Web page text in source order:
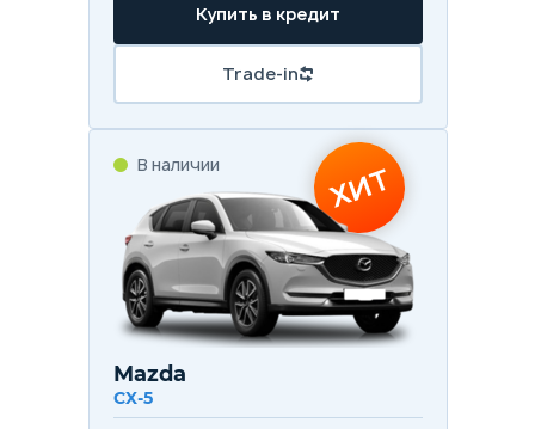
Купить в кредит
Trade-in
В наличии ХИТ
Mazda
CX-5